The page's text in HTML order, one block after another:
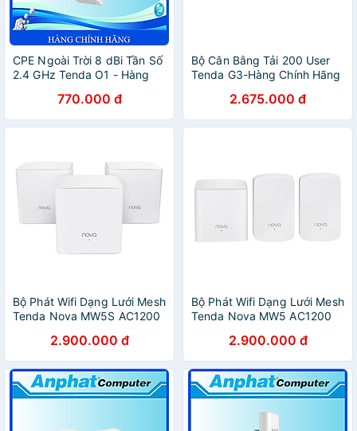
CPE Ngoài Trời 8 dBi Tần Số
2.4 GHz Tenda O1 - Hàng
770.000 đ
Bộ Cân Bằng Tải 200 User
Tenda G3-Hàng Chính Hãng
2.675.000 đ
Bộ Phát Wifi Dạng Lưới Mesh
Tenda Nova MW5S AC1200
2.900.000 đ
Bộ Phát Wifi Dạng Lưới Mesh
Tenda Nova MW5 AC1200
2.900.000 đ